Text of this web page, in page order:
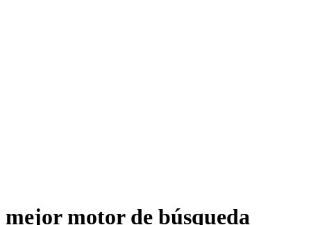
mejor motor de búsqueda